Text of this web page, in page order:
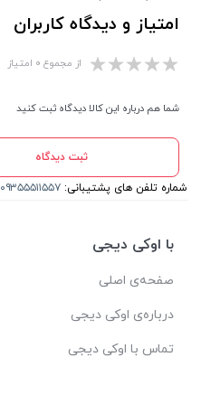
امتیاز و دیدگاه کاربران
از مجموع ۰ امتیاز
شما هم درباره این کالا دیدگاه ثبت کنید
ثبت دیدگاه
شماره تلفن های پشتیبانی: ۰۹۳۵۵۵۱۱۵۵۷
با اوکی دیجی
صفحه‌ی اصلی
درباره‌ی اوکی دیجی
تماس با اوکی دیجی